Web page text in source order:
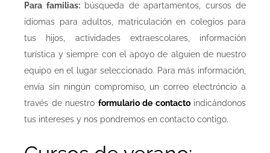
Para familias:búsqueda de apartamentos, cursos de
idiomas para adultos, matriculación en colegios para
tus hijos, actividades extraescolares, información
turística y siempre con el apoyo de alguien de nuestro
equipo en el lugar seleccionado. Para más información,
envía sin ningún compromiso, un correo electróncio a
través de nuestro formulario de contactoindicándonos
tus intereses y nos pondremos en contacto contigo.